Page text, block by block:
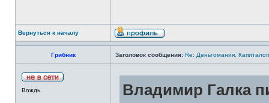
Вернуться к началу
Грибник Заголовок сообщения: Re: Деньгомания,
Вождь Владимир Галка